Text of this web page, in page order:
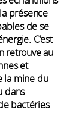
présence
de se
C'est
retrouve au
et
la mine du
dans
bactéries